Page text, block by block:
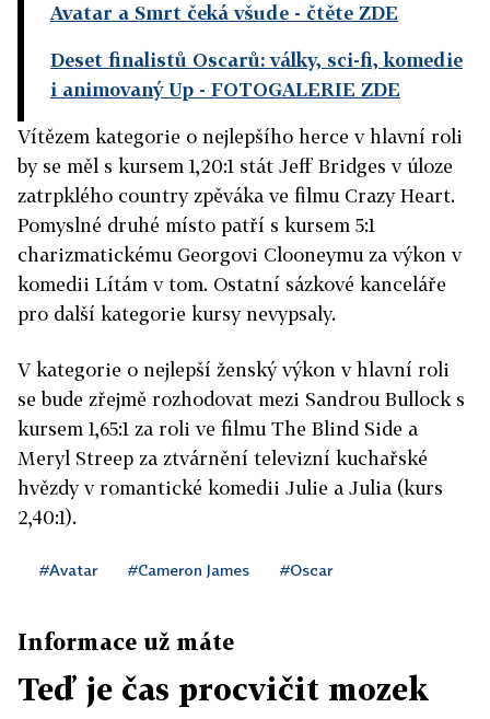
Avatar a Smrt čeká všude - čtěte ZDE
Deset finalistů Oscarů: války, sci-fi, komedie
i animovaný Up - FOTOGALERIE ZDE
Vítězem kategorie o nejlepšího herce v hlavní roli
by se měl s kursem 1,20:1 stát Jeff Bridges v úloze
zatrpklého country zpěváka ve filmu Crazy Heart.
Pomyslné druhé místo patří s kursem 5:1
charizmatickému Georgovi Clooneymu za výkon v
komedii Lítám v tom. Ostatní sázkové kanceláře
pro další kategorie kursy nevypsaly.
V kategorie o nejlepší ženský výkon v hlavní roli
se bude zřejmě rozhodovat mezi Sandrou Bullock s
kursem 1,65:1 za roli ve filmu The Blind Side a
Meryl Streep za ztvárnění televizní kuchařské
hvězdy v romantické komedii Julie a Julia (kurs
2,40:1).
#Avatar #Cameron James #Oscar
Informace už máte
Teď je čas procvičit mozek